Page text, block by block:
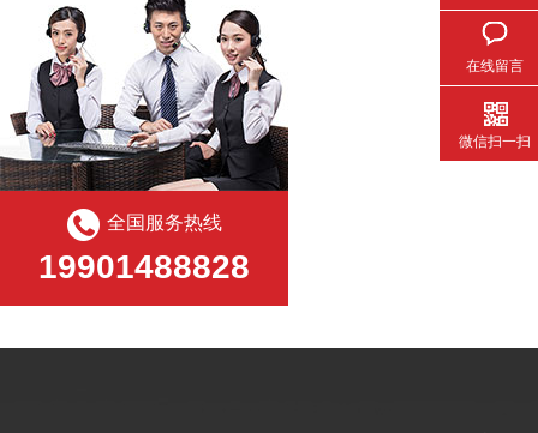
全国服务热线
19901488828
在线留言
微信扫一扫